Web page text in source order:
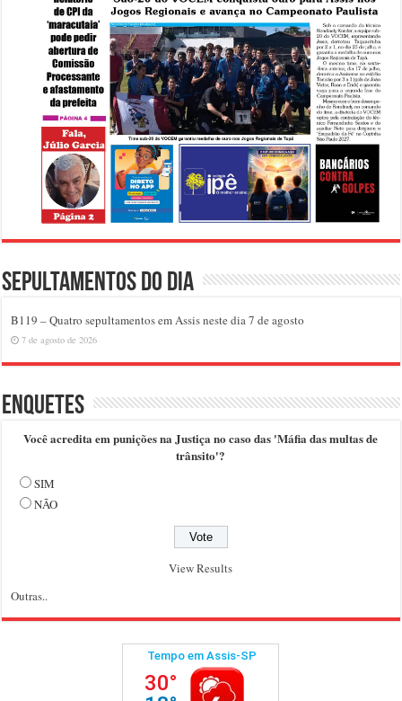
Sepultamentos do dia
B119 – Quatro sepultamentos em Assis neste dia 7 de agosto
7 de agosto de 2026
Enquetes
Você acredita em punições na Justiça no caso das 'Máfia das multas de
trânsito'?
SIM
NÃO
View Results
Outras..